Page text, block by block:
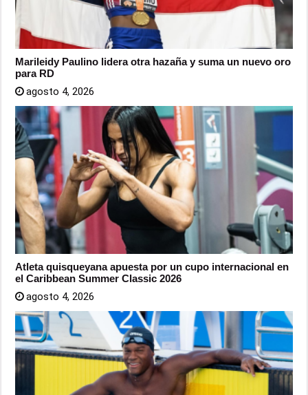
Marileidy Paulino lidera otra hazaña y suma un nuevo oro
para RD
agosto 4, 2026
Atleta quisqueyana apuesta por un cupo internacional en
el Caribbean Summer Classic 2026
agosto 4, 2026